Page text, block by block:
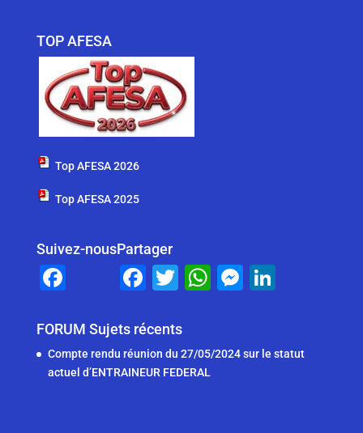
TOP AFESA
Top AFESA 2026
Top AFESA 2025
Suivez-nous
c
e
b
Partager
F
c
e
b
T
tt
er
W
s
A
M
e
e
FORUM Sujets récents
Compte rendu réunion du 27/05/2024 sur le statut
actuel d’ENTRAINEUR FEDERAL